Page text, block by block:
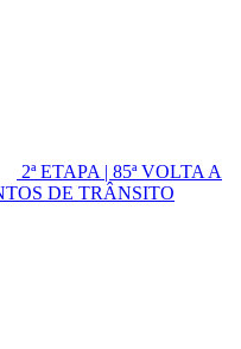
2ª ETAPA | 85ª VOLTA A
DE TRÂNSITO